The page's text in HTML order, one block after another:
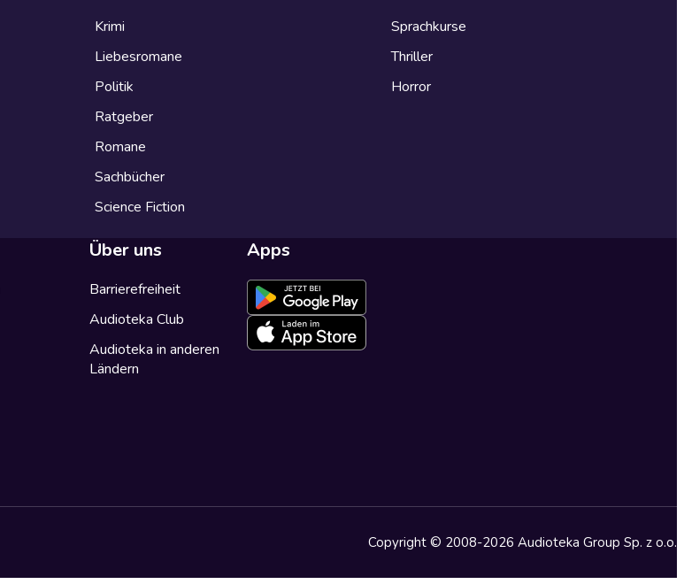
Krimi
Liebesromane
Politik
Ratgeber
Romane
Sachbücher
Science Fiction
Sprachkurse
Thriller
Horror
Über uns
Barrierefreiheit
Audioteka Club
Audioteka in anderen
Ländern
Apps
Copyright © 2008-2026 Audioteka Group Sp. z o.o.